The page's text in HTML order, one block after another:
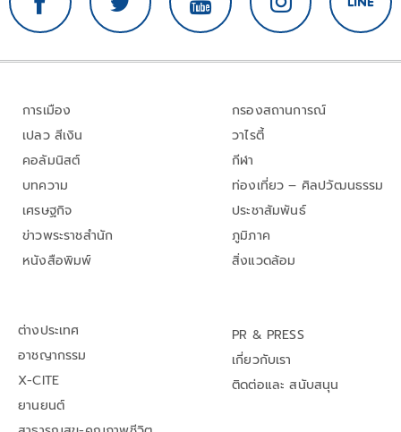
การเมือง
เปลว สีเงิน
คอลัมนิสต์
บทความ
เศรษฐกิจ
ข่าวพระราชสำนัก
หนังสือพิมพ์
กรองสถานการณ์
วาไรตี้
กีฬา
ท่องเที่ยว – ศิลปวัฒนธรรม
ประชาสัมพันธ์
ภูมิภาค
สิ่งแวดล้อม
ต่างประเทศ
อาชญากรรม
X-CITE
ยานยนต์
PR & PRESS
เกี่ยวกับเรา
ติดต่อและ สนับสนุน